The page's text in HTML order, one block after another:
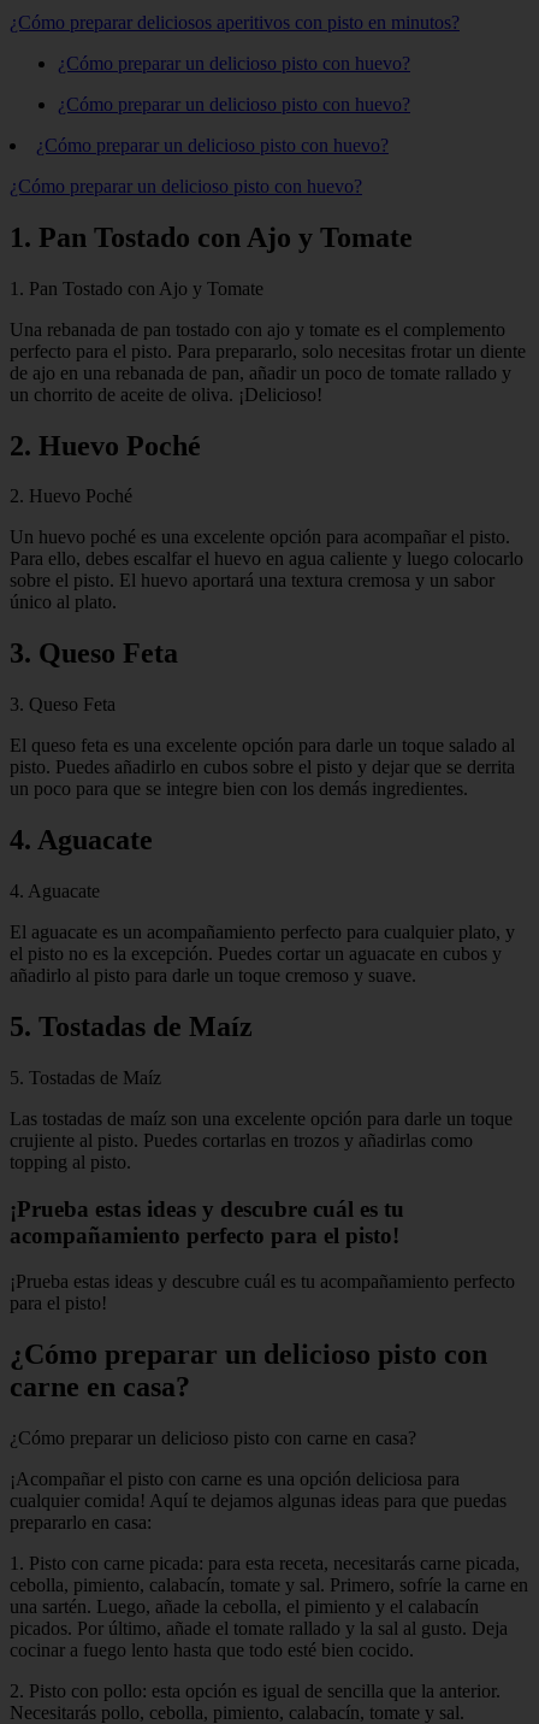
¿Cómo preparar deliciosos aperitivos con pisto en minutos?
¿Cómo preparar un delicioso pisto con huevo?
¿Cómo preparar un delicioso pisto con huevo?
¿Cómo preparar un delicioso pisto con huevo?
¿Cómo preparar un delicioso pisto con huevo?
1. Pan Tostado con Ajo y Tomate
1. Pan Tostado con Ajo y Tomate
Una rebanada de pan tostado con ajo y tomate es el complemento
perfecto para el pisto. Para prepararlo, solo necesitas frotar un diente
de ajo en una rebanada de pan, añadir un poco de tomate rallado y
un chorrito de aceite de oliva. ¡Delicioso!
2. Huevo Poché
2. Huevo Poché
Un huevo poché es una excelente opción para acompañar el pisto.
Para ello, debes escalfar el huevo en agua caliente y luego colocarlo
sobre el pisto. El huevo aportará una textura cremosa y un sabor
único al plato.
3. Queso Feta
3. Queso Feta
El queso feta es una excelente opción para darle un toque salado al
pisto. Puedes añadirlo en cubos sobre el pisto y dejar que se derrita
un poco para que se integre bien con los demás ingredientes.
4. Aguacate
4. Aguacate
El aguacate es un acompañamiento perfecto para cualquier plato, y
el pisto no es la excepción. Puedes cortar un aguacate en cubos y
añadirlo al pisto para darle un toque cremoso y suave.
5. Tostadas de Maíz
5. Tostadas de Maíz
Las tostadas de maíz son una excelente opción para darle un toque
crujiente al pisto. Puedes cortarlas en trozos y añadirlas como
topping al pisto.
¡Prueba estas ideas y descubre cuál es tu
acompañamiento perfecto para el pisto!
¡Prueba estas ideas y descubre cuál es tu acompañamiento perfecto
para el pisto!
¿Cómo preparar un delicioso pisto con
carne en casa?
¿Cómo preparar un delicioso pisto con carne en casa?
¡Acompañar el pisto con carne es una opción deliciosa para
cualquier comida! Aquí te dejamos algunas ideas para que puedas
prepararlo en casa:
1. Pisto con carne picada: para esta receta, necesitarás carne picada,
cebolla, pimiento, calabacín, tomate y sal. Primero, sofríe la carne en
una sartén. Luego, añade la cebolla, el pimiento y el calabacín
picados. Por último, añade el tomate rallado y la sal al gusto. Deja
cocinar a fuego lento hasta que todo esté bien cocido.
2. Pisto con pollo: esta opción es igual de sencilla que la anterior.
Necesitarás pollo, cebolla, pimiento, calabacín, tomate y sal.